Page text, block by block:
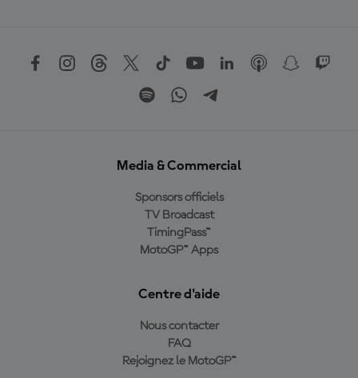
Media & Commercial
Sponsors officiels
TV Broadcast
TimingPass™
MotoGP™ Apps
Centre d'aide
Nous contacter
FAQ
Rejoignez le MotoGP™